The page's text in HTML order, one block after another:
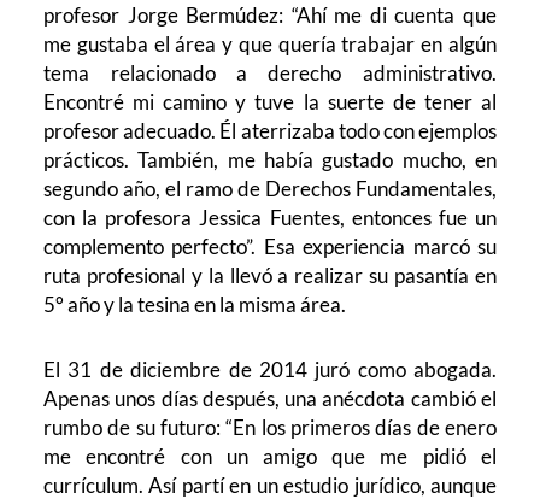
profesor Jorge Bermúdez: “Ahí me di cuenta que
me gustaba el área y que quería trabajar en algún
tema relacionado a derecho administrativo.
Encontré mi camino y tuve la suerte de tener al
profesor adecuado. Él aterrizaba todo con ejemplos
prácticos. También, me había gustado mucho, en
segundo año, el ramo de Derechos Fundamentales,
con la profesora Jessica Fuentes, entonces fue un
complemento perfecto”. Esa experiencia marcó su
ruta profesional y la llevó a realizar su pasantía en
5° año y la tesina en la misma área.
El 31 de diciembre de 2014 juró como abogada.
Apenas unos días después, una anécdota cambió el
rumbo de su futuro: “En los primeros días de enero
me encontré con un amigo que me pidió el
currículum. Así partí en un estudio jurídico, aunque